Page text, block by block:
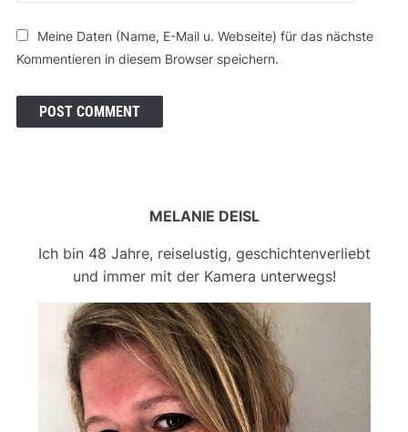
Meine Daten (Name, E-Mail u. Webseite) für das nächste
Kommentieren in diesem Browser speichern.
MELANIE DEISL
Ich bin 48 Jahre, reiselustig, geschichtenverliebt
und immer mit der Kamera unterwegs!